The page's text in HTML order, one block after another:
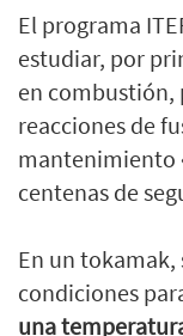
El programa
estudiar, por
en combustión,
reacciones de
mantenimiento
centenas de
En un tokamak,
condiciones
una